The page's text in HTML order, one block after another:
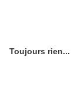
Toujours rien...